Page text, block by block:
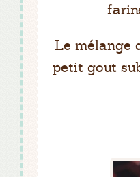
Le mélange
petit gout